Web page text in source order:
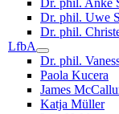
Dr. phil. Uwe
Dr. phil.
LfbA
Dr. phil.
Paola Kucera
James
Katja Müller